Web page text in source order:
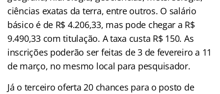
ciências exatas da terra, entre outros. O salário
básico é de R$ 4.206,33, mas pode chegar a R$
9.490,33 com titulação. A taxa custa R$ 150. As
inscrições poderão ser feitas de 3 de fevereiro a 11
de março, no mesmo local para pesquisador.
Já o terceiro oferta 20 chances para o posto de